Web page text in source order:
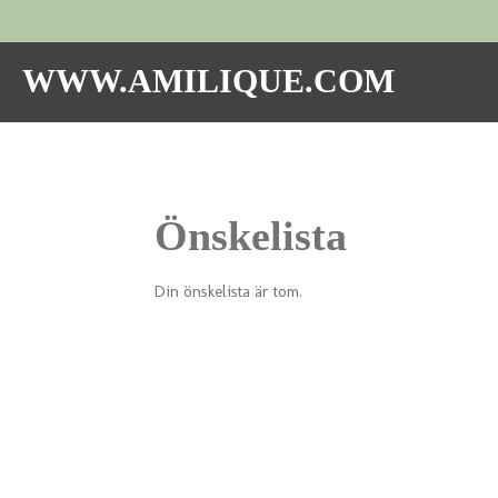
till
huvudinnehållet
WWW.AMILIQUE.COM
Önskelista
Din önskelista är tom.